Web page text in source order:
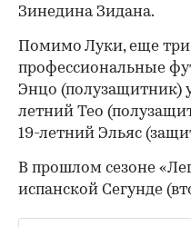
Зинедина Зидана.
Помимо Луки, еще
профессиональные
Энцо (полузащитник)
летний Тео
19-летний Эльяс
В прошлом сезоне
испанской Сегунде